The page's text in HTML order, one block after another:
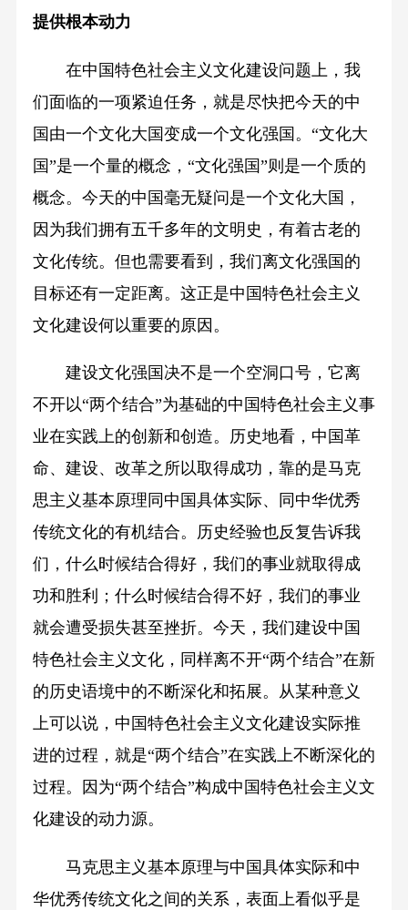
提供根本动力
在中国特色社会主义文化建设问题上，我
们面临的一项紧迫任务，就是尽快把今天的中
国由一个文化大国变成一个文化强国。“文化大
国”是一个量的概念，“文化强国”则是一个质的
概念。今天的中国毫无疑问是一个文化大国，
因为我们拥有五千多年的文明史，有着古老的
文化传统。但也需要看到，我们离文化强国的
目标还有一定距离。这正是中国特色社会主义
文化建设何以重要的原因。
建设文化强国决不是一个空洞口号，它离
不开以“两个结合”为基础的中国特色社会主义事
业在实践上的创新和创造。历史地看，中国革
命、建设、改革之所以取得成功，靠的是马克
思主义基本原理同中国具体实际、同中华优秀
传统文化的有机结合。历史经验也反复告诉我
们，什么时候结合得好，我们的事业就取得成
功和胜利；什么时候结合得不好，我们的事业
就会遭受损失甚至挫折。今天，我们建设中国
特色社会主义文化，同样离不开“两个结合”在新
的历史语境中的不断深化和拓展。从某种意义
上可以说，中国特色社会主义文化建设实际推
进的过程，就是“两个结合”在实践上不断深化的
过程。因为“两个结合”构成中国特色社会主义文
化建设的动力源。
马克思主义基本原理与中国具体实际和中
华优秀传统文化之间的关系，表面上看似乎是